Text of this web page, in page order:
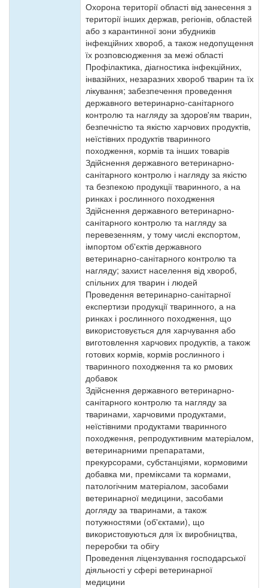
Охорона території області від занесення з
території інших держав, регіонів, областей
або з карантинної зони збудників
інфекційних хвороб, а також недопущення
їх розповсюдження за межі області
Профілактика, діагностика інфекційних,
інвазійних, незаразних хвороб тварин та їх
лікування; забезпечення проведення
державного ветеринарно-санітарного
контролю та нагляду за здоров'ям тварин,
безпечністю та якістю харчових продуктів,
неїстівних продуктів тваринного
походження, кормів та інших товарів
Здійснення державного ветеринарно-
санітарного контролю і нагляду за якістю
та безпекою продукції тваринного, а на
ринках і рослинного походження
Здійснення державного ветеринарно-
санітарного контролю та нагляду за
перевезенням, у тому числі експортом,
імпортом об'єктів державного
ветеринарно-санітарного контролю та
нагляду; захист населення від хвороб,
спільних для тварин і людей
Проведення ветеринарно-санітарної
експертизи продукції тваринного, а на
ринках і рослинного походження, що
використовується для харчування або
виготовлення харчових продуктів, а також
готових кормів, кормів рослинного і
тваринного походження та ко рмових
добавок
Здійснення державного ветеринарно-
санітарного контролю та нагляду за
тваринами, харчовими продуктами,
неїстівними продуктами тваринного
походження, репродуктивним матеріалом,
ветеринарними препаратами,
прекурсорами, субстанціями, кормовими
добавка ми, преміксами та кормами,
патологічним матеріалом, засобами
ветеринарної медицини, засобами
догляду за тваринами, а також
потужностями (об'єктами), що
використовуються для їх виробництва,
переробки та обігу
Проведення ліцензування господарської
діяльності у сфері ветеринарної
медицини